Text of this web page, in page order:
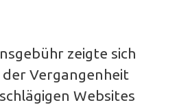
zeigte sich
der Vergangenheit
Websites